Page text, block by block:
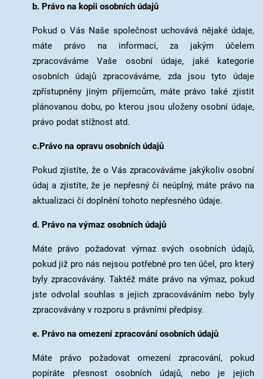
b. Právo na kopii osobních údajů
Pokud o Vás Naše společnost uchovává nějaké údaje,
máte právo na informaci, za jakým účelem
zpracováváme Vaše osobní údaje, jaké kategorie
osobních údajů zpracováváme, zda jsou tyto údaje
zpřístupněny jiným příjemcům, máte právo také zjistit
plánovanou dobu, po kterou jsou uloženy osobní údaje,
právo podat stížnost atd.
c.Právo na opravu osobních údajů
Pokud zjistíte, že o Vás zpracováváme jakýkoliv osobní
údaj a zjistíte, že je nepřesný či neúplný, máte právo na
aktualizaci či doplnění tohoto nepřesného údaje.
d. Právo na výmaz osobních údajů
Máte právo požadovat výmaz svých osobních údajů,
pokud již pro nás nejsou potřebné pro ten účel, pro který
byly zpracovávány. Taktéž máte právo na výmaz, pokud
jste odvolal souhlas s jejich zpracováváním nebo byly
zpracovávány v rozporu s právními předpisy.
e. Právo na omezení zpracování osobních údajů
Máte právo požadovat omezení zpracování, pokud
popíráte přesnost osobních údajů, nebo je jejich